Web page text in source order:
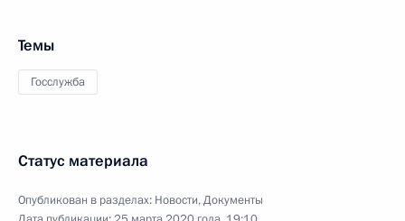
Темы
Госслужба
Статус материала
Опубликован в разделах: Новости,Документы